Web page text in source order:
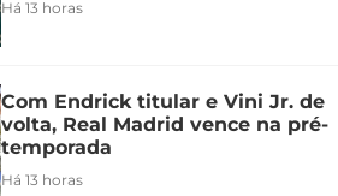
Há 13 horas
Com Endrick titular e Vini Jr. de
volta, Real Madrid vence na pré-
temporada
Há 13 horas